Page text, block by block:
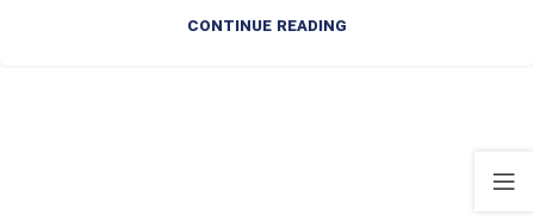
CONTINUE READING